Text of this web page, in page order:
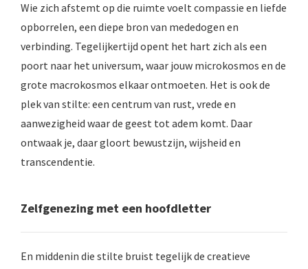
Wie zich afstemt op die ruimte voelt compassie en liefde
opborrelen, een diepe bron van mededogen en
verbinding. Tegelijkertijd opent het hart zich als een
poort naar het universum, waar jouw microkosmos en de
grote macrokosmos elkaar ontmoeten. Het is ook de
plek van stilte: een centrum van rust, vrede en
aanwezigheid waar de geest tot adem komt. Daar
ontwaak je, daar gloort bewustzijn, wijsheid en
transcendentie.
Zelfgenezing met een hoofdletter
En middenin die stilte bruist tegelijk de creatieve